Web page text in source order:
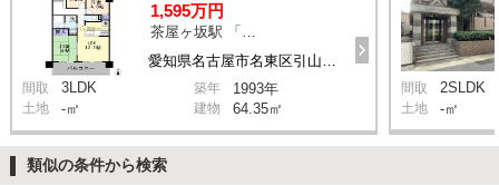
1,595万円
茶屋ヶ坂駅 「引山」停 バス13分 停歩4分
間取 3LDK 築年 1993年
土地 -㎡ 建物 64.35㎡
間取 2SLDK
土地 -㎡
類似の条件から検索